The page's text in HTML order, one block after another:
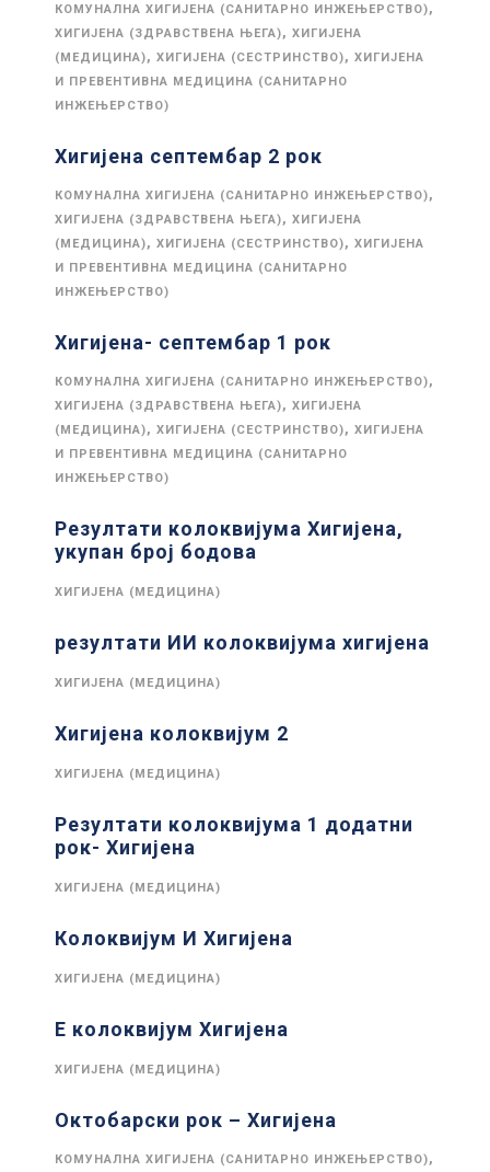
КОМУНАЛНА ХИГИЈЕНА (САНИТАРНО ИНЖЕЊЕРСТВО),
ХИГИЈЕНА (ЗДРАВСТВЕНА ЊЕГА), ХИГИЈЕНА
(МЕДИЦИНА), ХИГИЈЕНА (СЕСТРИНСТВО), ХИГИЈЕНА
И ПРЕВЕНТИВНА МЕДИЦИНА (САНИТАРНО
ИНЖЕЊЕРСТВО)
Хигијена септембар 2 рок
КОМУНАЛНА ХИГИЈЕНА (САНИТАРНО ИНЖЕЊЕРСТВО),
ХИГИЈЕНА (ЗДРАВСТВЕНА ЊЕГА), ХИГИЈЕНА
(МЕДИЦИНА), ХИГИЈЕНА (СЕСТРИНСТВО), ХИГИЈЕНА
И ПРЕВЕНТИВНА МЕДИЦИНА (САНИТАРНО
ИНЖЕЊЕРСТВО)
Хигијена- септембар 1 рок
КОМУНАЛНА ХИГИЈЕНА (САНИТАРНО ИНЖЕЊЕРСТВО),
ХИГИЈЕНА (ЗДРАВСТВЕНА ЊЕГА), ХИГИЈЕНА
(МЕДИЦИНА), ХИГИЈЕНА (СЕСТРИНСТВО), ХИГИЈЕНА
И ПРЕВЕНТИВНА МЕДИЦИНА (САНИТАРНО
ИНЖЕЊЕРСТВО)
Резултати колоквијума Хигијена,
укупан број бодова
ХИГИЈЕНА (МЕДИЦИНА)
резултати ИИ колоквијума хигијена
ХИГИЈЕНА (МЕДИЦИНА)
Хигијена колоквијум 2
ХИГИЈЕНА (МЕДИЦИНА)
Резултати колоквијума 1 додатни
рок- Хигијена
ХИГИЈЕНА (МЕДИЦИНА)
Колоквијум И Хигијена
ХИГИЈЕНА (МЕДИЦИНА)
Е колоквијум Хигијена
ХИГИЈЕНА (МЕДИЦИНА)
Октобарски рок – Хигијена
КОМУНАЛНА ХИГИЈЕНА (САНИТАРНО ИНЖЕЊЕРСТВО),